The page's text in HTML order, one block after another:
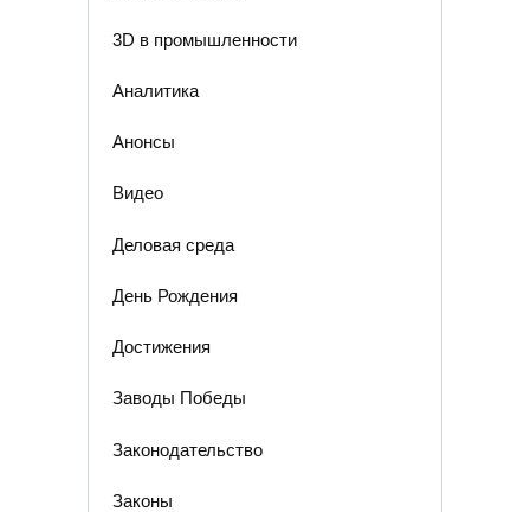
3D в промышленности
Аналитика
Анонсы
Видео
Деловая среда
День Рождения
Достижения
Заводы Победы
Законодательство
Законы